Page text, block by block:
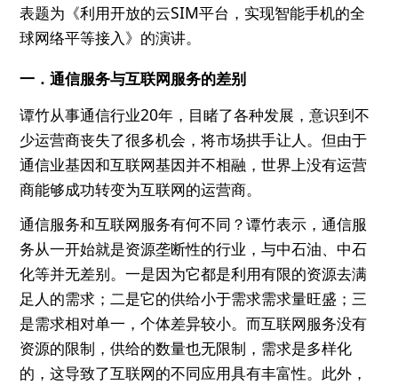
表题为《利用开放的云SIM平台，实现智能手机的全
球网络平等接入》的演讲。
一．通信服务与互联网服务的差别
谭竹从事通信行业20年，目睹了各种发展，意识到不
少运营商丧失了很多机会，将市场拱手让人。但由于
通信业基因和互联网基因并不相融，世界上没有运营
商能够成功转变为互联网的运营商。
通信服务和互联网服务有何不同？谭竹表示，通信服
务从一开始就是资源垄断性的行业，与中石油、中石
化等并无差别。一是因为它都是利用有限的资源去满
足人的需求；二是它的供给小于需求需求量旺盛；三
是需求相对单一，个体差异较小。而互联网服务没有
资源的限制，供给的数量也无限制，需求是多样化
的，这导致了互联网的不同应用具有丰富性。此外，